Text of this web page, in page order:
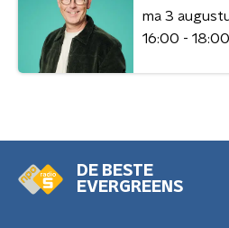
ma 3
16:00 - 18:00
DE BESTE
EVERGREENS